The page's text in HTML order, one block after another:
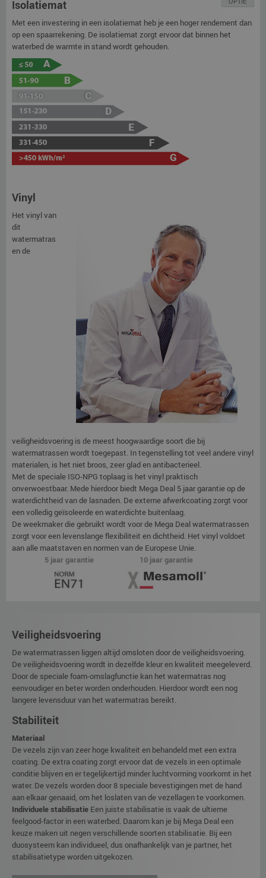
Isolatiemat
Met een investering in een isolatiemat heb je een hoger rendement dan
op een spaarrekening. De isolatiemat zorgt ervoor dat binnen het
waterbed de warmte in stand wordt gehouden.
Vinyl
Het vinyl van
dit
watermatras
en de
veiligheidsvoering is de meest hoogwaardige soort die bij
watermatrassen wordt toegepast. In tegenstelling tot veel andere vinyl
materialen, is het niet broos, zeer glad en antibacterieel.
Met de speciale ISO-NPG toplaag is het vinyl praktisch
onverwoestbaar. Mede hierdoor biedt Mega Deal 5 jaar garantie op de
waterdichtheid van de lasnaden. De externe afwerkcoating zorgt voor
een volledig geïsoleerde en waterdichte buitenlaag.
De weekmaker die gebruikt wordt voor de Mega Deal watermatrassen
zorgt voor een levenslange flexibiliteit en dichtheid. Het vinyl voldoet
aan alle maatstaven en normen van de Europese Unie.
5 jaar garantie
10 jaar garantie
Veiligheidsvoering
De watermatrassen liggen altijd omsloten door de veiligheidsvoering.
De veiligheidsvoering wordt in dezelfde kleur en kwaliteit meegeleverd.
Door de speciale foam-omslagfunctie kan het watermatras nog
eenvoudiger en beter worden onderhouden. Hierdoor wordt een nog
langere levensduur van het watermatras bereikt.
Stabiliteit
Materiaal
De vezels zijn van zeer hoge kwaliteit en behandeld met een extra
coating. De extra coating zorgt ervoor dat de vezels in een optimale
conditie blijven en er tegelijkertijd minder luchtvorming voorkomt in het
water. De vezels worden door 8 speciale bevestigingen met de hand
aan elkaar genaaid, om het loslaten van de vezellagen te voorkomen.
Individuele stabilisatie Een juiste stabilisatie is vaak de ultieme
feelgood-factor in een waterbed. Daarom kan je bij Mega Deal een
keuze maken uit negen verschillende soorten stabilisatie. Bij een
duosysteem kan individueel, dus onafhankelijk van je partner, het
stabilisatietype worden uitgekozen.